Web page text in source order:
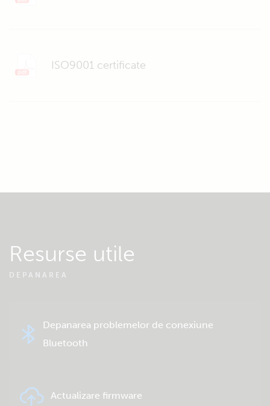
ISO9001 certificate
Resurse utile
DEPANAREA
Depanarea problemelor de conexiune
Bluetooth
Actualizare firmware